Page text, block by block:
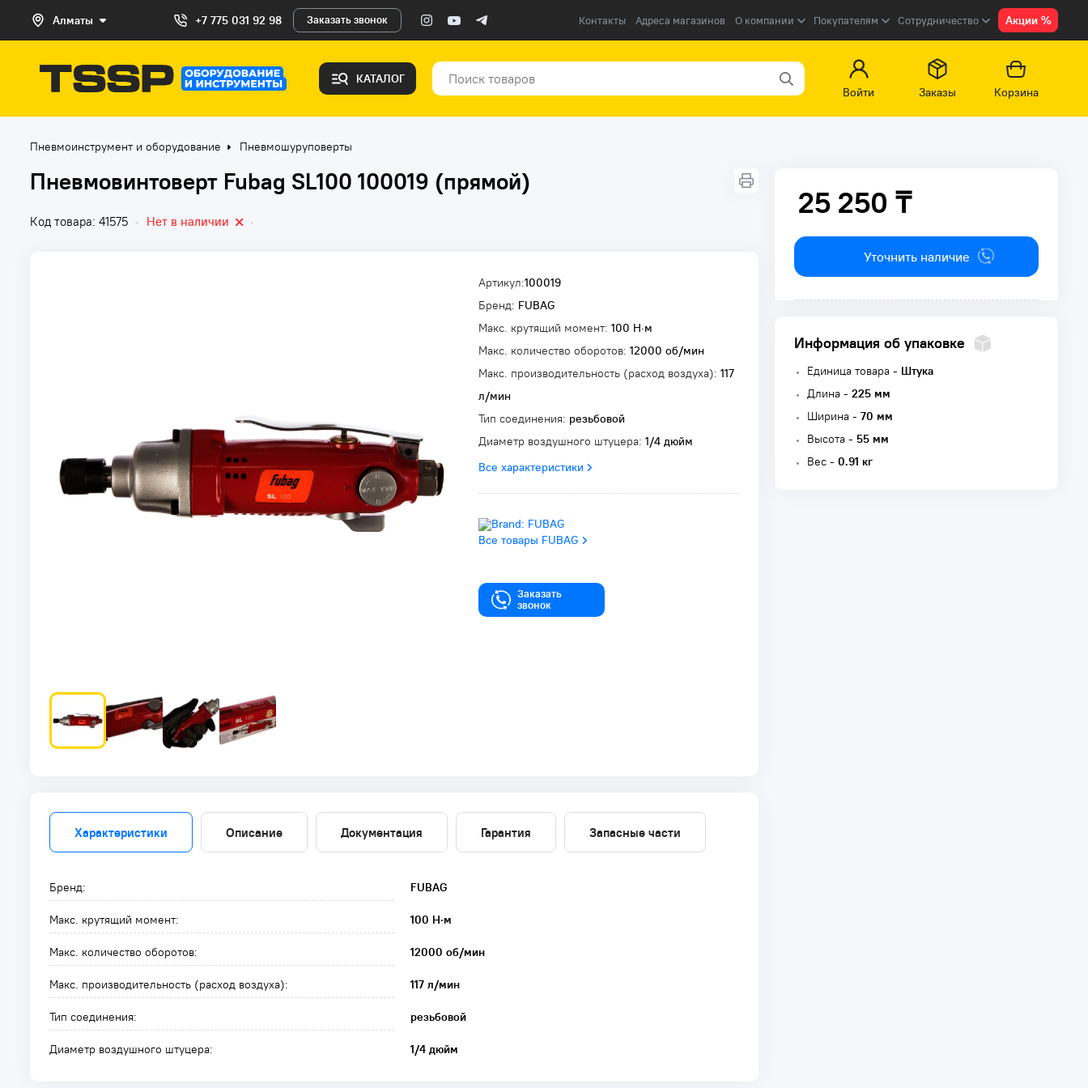
Алматы +7 775 031 92 98 Заказать звонок Контакты Адреса магазинов О компании Покупателям Сотрудничество Акции %
КАТАЛОГ
Войти
Заказы Корзина
Пневмоинструмент и оборудование Пневмошуруповерты
Пневмовинтоверт Fubag SL100 100019 (прямой)
Код товара: 41575 • Нет в наличии •
Артикул:100019
Бренд: FUBAG
Макс. крутящий момент: 100 Н·м
Макс. количество оборотов: 12000 об/мин
Макс. производительность (расход воздуха): 117
л/мин
Тип соединения: резьбовой
Диаметр воздушного штуцера: 1/4 дюйм
Все характеристики
Все товары FUBAG
Заказать
звонок
25 250 ₸
25 250 ₸
Уточнить наличие
Информация об упаковке
Единица товара - Штука
Длина - 225 мм
Ширина - 70 мм
Высота - 55 мм
Вес - 0.91 кг
Характеристики Описание Документация Гарантия Запасные части
Бренд: FUBAG
Макс. крутящий момент: 100 Н·м
Макс. количество оборотов: 12000 об/мин
Макс. производительность (расход воздуха): 117 л/мин
Тип соединения: резьбовой
Диаметр воздушного штуцера: 1/4 дюйм